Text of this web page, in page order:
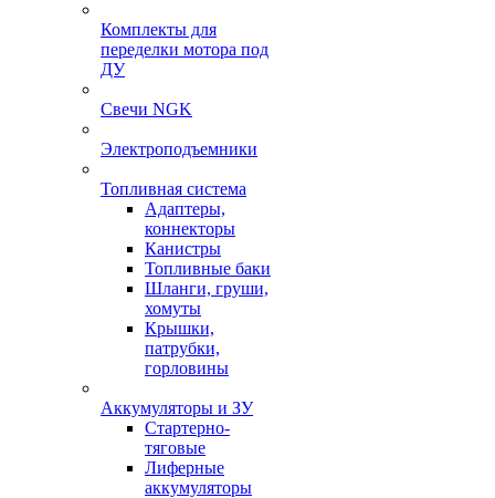
Комплекты для
переделки мотора под
ДУ
Свечи NGK
Электроподъемники
Топливная система
Адаптеры,
коннекторы
Канистры
Топливные баки
Шланги, груши,
хомуты
Крышки,
патрубки,
горловины
Аккумуляторы и ЗУ
Стартерно-
тяговые
Лиферные
аккумуляторы